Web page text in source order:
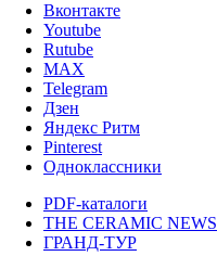
Вконтакте
Youtube
Rutube
MAX
Telegram
Дзен
Яндекс Ритм
Pinterest
Одноклассники
PDF-каталоги
THE CERAMIC NEWS
ГРАНД-ТУР